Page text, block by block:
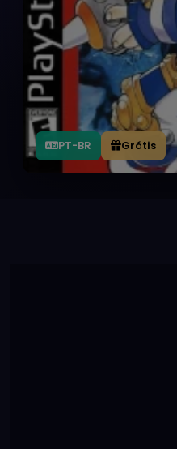
PT-BR Grátis